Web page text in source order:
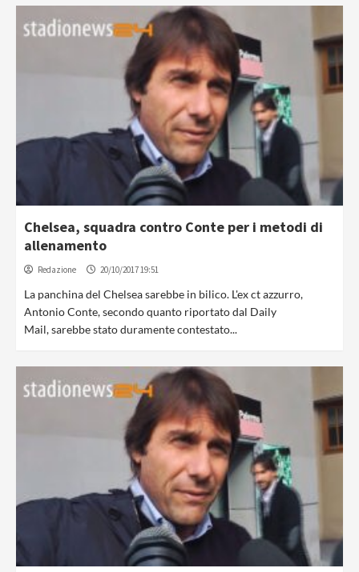
Chelsea, squadra contro Conte per i metodi di
allenamento
Redazione 20/10/2017 19:51
La panchina del Chelsea sarebbe in bilico. L'ex ct azzurro,
Antonio Conte, secondo quanto riportato dal Daily
Mail, sarebbe stato duramente contestato...